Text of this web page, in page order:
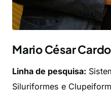
Mario César
Linha de pesquisa:
Siluriformes e